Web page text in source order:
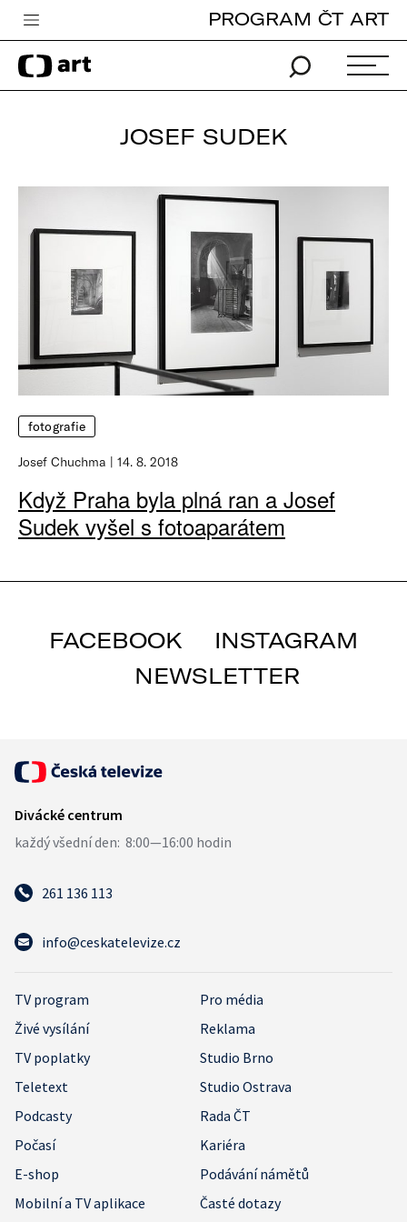
Česká televize
Zpravodajství
Pro děti
PROGRAM ČT ART
JOSEF SUDEK
fotografie
Josef Chuchma 14. 8. 2018
Když Praha byla plná ran a Josef
Sudek vyšel s fotoaparátem
FACEBOOK
INSTAGRAM
NEWSLETTER
261 136 113
info@ceskatelevize.cz
TV program
Pro média
Živé vysílání
Reklama
TV poplatky
Studio Brno
Teletext
Studio Ostrava
Podcasty
Rada ČT
Počasí
Kariéra
E-shop
Podávání námětů
Mobilní a TV aplikace
Časté dotazy